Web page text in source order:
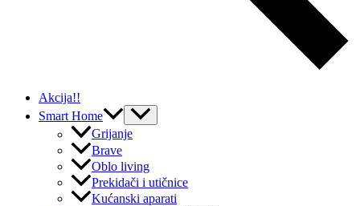
Akcija!!
Smart Home
Menu
Toggle
Grijanje
Brave
Oblo living
Prekidači i utičnice
Kućanski aparati